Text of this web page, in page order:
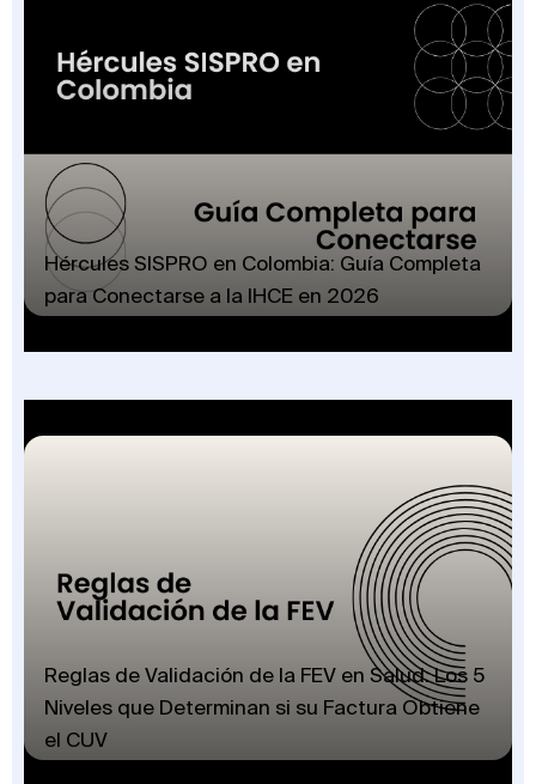
Hércules SISPRO en Colombia: Guía Completa
para Conectarse a la IHCE en 2026
Reglas de Validación de la FEV en Salud: Los 5
Niveles que Determinan si su Factura Obtiene
el CUV